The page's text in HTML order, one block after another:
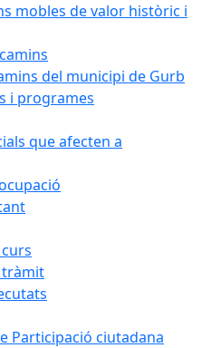
mobles de valor històric i
del municipi de Gurb
i programes
que afecten a
tràmit
Participació ciutadana